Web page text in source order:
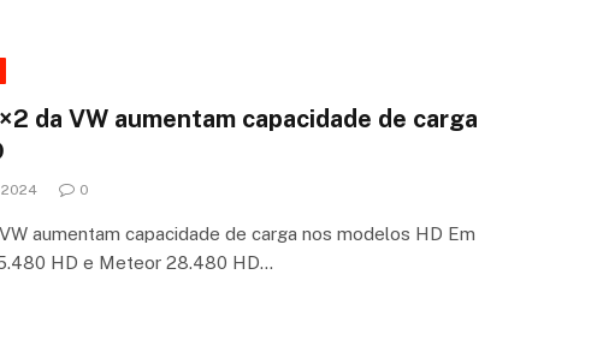
da VW aumentam capacidade de carga
0
aumentam capacidade de carga nos modelos HD Em
HD e Meteor 28.480 HD…